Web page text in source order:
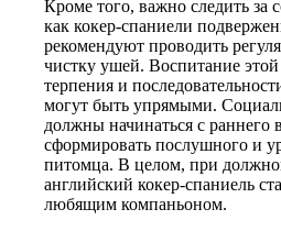
Кроме того, важно следить за
как кокер-спаниели
рекомендуют проводить
чистку ушей. Воспитание
терпения и
могут быть упрямыми.
должны начинаться с раннего
сформировать послушного и
питомца. В целом, при
английский кокер-спаниель
любящим компаньоном.